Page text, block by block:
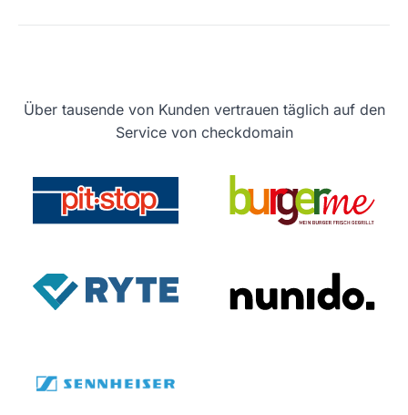
Über tausende von Kunden vertrauen täglich auf den
Service von checkdomain